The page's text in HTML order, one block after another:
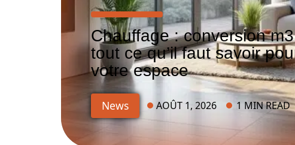
Chauffage : conversion
tout ce qu’il faut savoir
votre espace
News AOÛT 1, 2026 1 MIN READ